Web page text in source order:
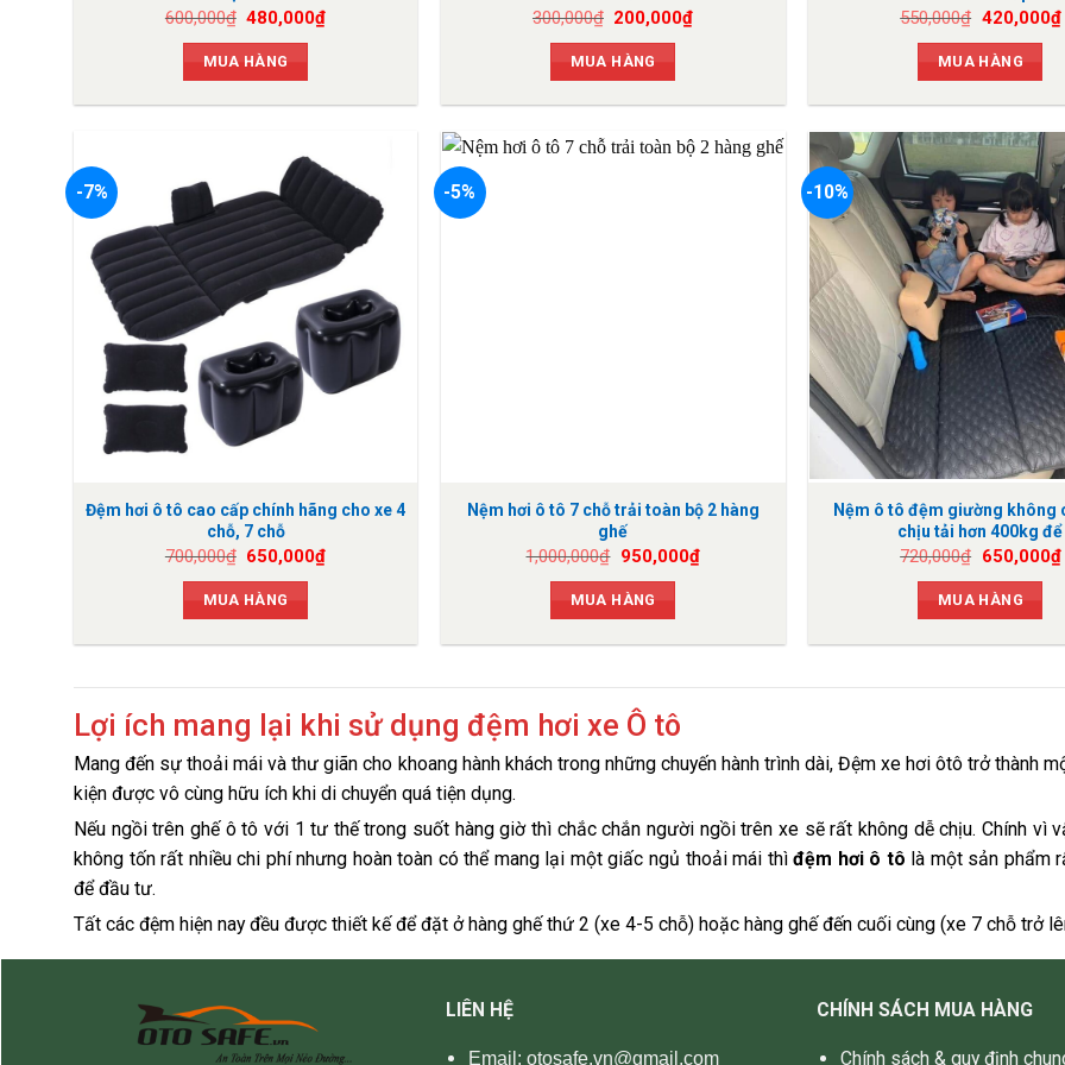
600,000₫ Giá
là:
600,000₫.
480,000₫Giá
MUA HÀNG
300,000₫ Giá
là:
300,000₫.
200,000₫Giá
MUA HÀNG
550,000₫ Giá
là:
550,000₫.
420,000₫
MUA HÀNG
-7%
Đệm hơi ô tô cao cấp chính hãng cho xe 4
chỗ, 7 chỗ
700,000₫ Giá
là:
700,000₫.
650,000₫Giá
MUA HÀNG
-5%
Nệm hơi ô tô 7 chỗ trải toàn bộ 2 hàng
ghế
1,000,000₫ Giá
là:
1,000,000₫.
950,000₫Giá
MUA HÀNG
-10%
Nệm ô tô đệm giường không
chịu tải hơn 400kg để
720,000₫ Giá
là:
720,000₫.
650,000₫
MUA HÀNG
Lợi ích mang lại khi sử dụng đệm hơi xe Ô tô
Mang đến sự thoải mái và thư giãn cho khoang hành khách trong những chuyến hành trình dài, Đệm xe hơi ôtô trở thành
kiện được vô cùng hữu ích khi di chuyển quá tiện dụng.
Nếu ngồi trên ghế ô tô với 1 tư thế trong suốt hàng giờ thì chắc chắn người ngồi trên xe sẽ rất không dễ chịu. Chính vì
không tốn rất nhiều chi phí nhưng hoàn toàn có thể mang lại một giấc ngủ thoải mái thìđệm hơi ô tô là một sản phẩm
để đầu tư.
Tất các đệm hiện nay đều được thiết kế để đặt ở hàng ghế thứ 2 (xe 4-5 chỗ) hoặc hàng ghế đến cuối cùng (xe 7 chỗ trở
LIÊN HỆ
Email: otosafe.vn@gmail.com
CHÍNH SÁCH MUA HÀNG
Chính sách & quy định